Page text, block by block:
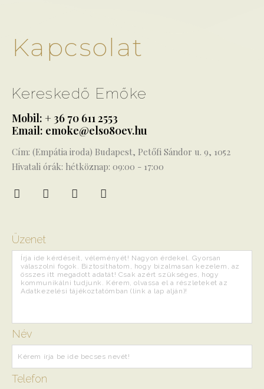
Kapcsolat
Kereskedő Emőke
Mobil: + 36 70 611 2553
Email: emoke@elso80ev.hu
Cím: (Empátia iroda) Budapest, Petőfi Sándor u. 9, 1052
Hivatali órák: hétköznap: 09:00 - 17:00
Üzenet
Név
Telefon